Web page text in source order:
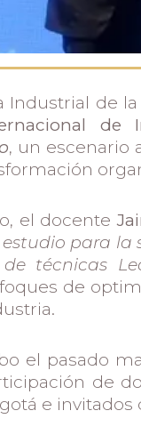
Industrial de
de
, un escenario
el docente
estudio para
técnicas
de
el pasado
de
e